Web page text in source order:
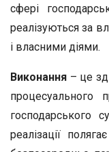
сфері
реалізуються за
і власними діями.
Виконання – це
господарського
реалізації